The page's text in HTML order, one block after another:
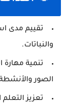
تقييم مدى
والنباتات.
تنمية مهارة
الصور
تعزيز